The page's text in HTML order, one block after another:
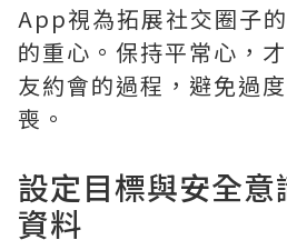
App視為拓展社交圈子
的重心。保持平常心，
友約會的過程，避免過
喪。
設定目標與安全
資料